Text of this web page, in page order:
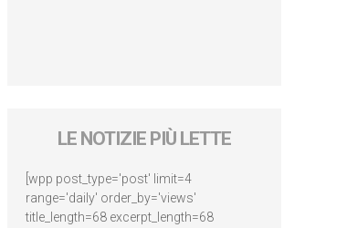
LE NOTIZIE PIÙ LETTE
[wpp post_type='post' limit=4
range='daily' order_by='views'
title_length=68 excerpt_length=68